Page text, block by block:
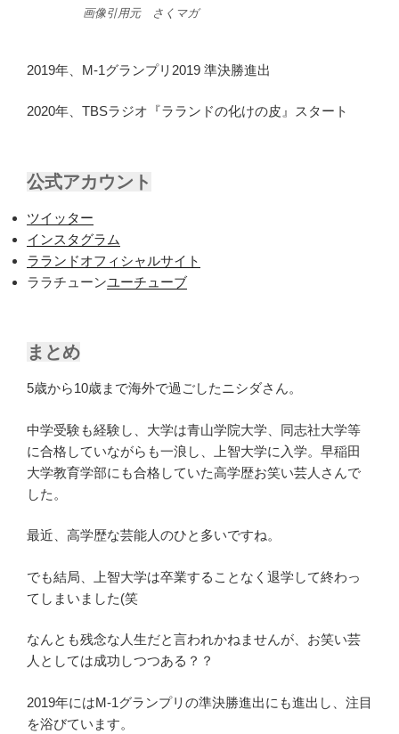
画像引用元 さくマガ
2019年、M-1グランプリ2019 準決勝進出
2020年、TBSラジオ『ラランドの化けの皮』スタート
公式アカウント
ツイッター
インスタグラム
ラランドオフィシャルサイト
ララチューンユーチューブ
まとめ
5歳から10歳まで海外で過ごしたニシダさん。
中学受験も経験し、大学は青山学院大学、同志社大学等
に合格していながらも一浪し、上智大学に入学。早稲田
大学教育学部にも合格していた高学歴お笑い芸人さんで
した。
最近、高学歴な芸能人のひと多いですね。
でも結局、上智大学は卒業することなく退学して終わっ
てしまいました(笑
なんとも残念な人生だと言われかねませんが、お笑い芸
人としては成功しつつある？？
2019年にはM-1グランプリの準決勝進出にも進出し、注目
を浴びています。